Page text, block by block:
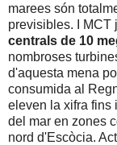
marees són
previsibles. I MCT
centrals de 10
nombroses
d'aquesta mena
consumida al
eleven la xifra fins
del mar en zones
nord d'Escòcia.